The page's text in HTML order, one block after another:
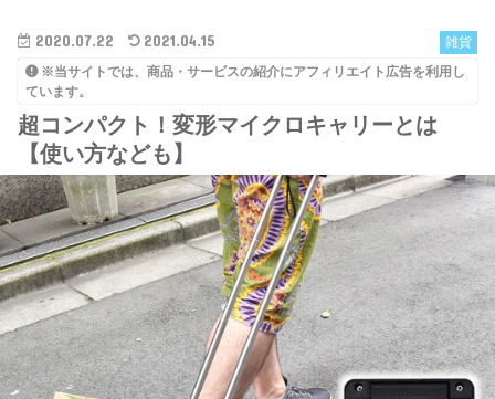
雑貨
2020.07.22 2021.04.15
※当サイトでは、商品・サービスの紹介にアフィリエイト広告を利用し
ています。
超コンパクト！変形マイクロキャリーとは
【使い方なども】